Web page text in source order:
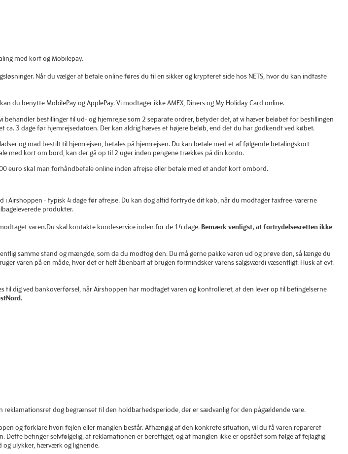
med kort og Mobilepay.
Når du vælger at betale online føres du til en sikker og krypteret side hos NETS, hvor du kan indtaste
du benytte MobilePay og ApplePay. Vi modtager ikke AMEX, Diners og My Holiday Card online.
bestillinger til ud- og hjemrejse som 2 separate ordrer, betyder det, at vi hæver beløbet for bestillingen
3 dage før hjemrejsedatoen. Der kan aldrig hæves et højere beløb, end det du har godkendt ved købet.
og mad bestilt til hjemrejsen, betales på hjemrejsen. Du kan betale med et af følgende betalingskort
med kort om bord, kan der gå op til 2 uger inden pengene trækkes på din konto.
euro skal man forhåndbetale online inden afrejse eller betale med et andet kort ombord.
Airshoppen - typisk 4 dage før afrejse. Du kan dog altid fortryde dit køb, når du modtager taxfree-varerne
produkter.
varen.Du skal kontakte kundeservice inden for de 14 dage. Bemærk venligst, at fortrydelsesretten ikke
samme stand og mængde, som da du modtog den. Du må gerne pakke varen ud og prøve den, så længe du
varen på en måde, hvor det er helt åbenbart at brugen formindsker varens salgsværdi væsentligt. Husk at evt.
dig ved bankoverførsel, når Airshoppen har modtaget varen og kontrolleret, at den lever op til betingelserne
dog begrænset til den holdbarhedsperiode, der er sædvanlig for den pågældende vare.
og forklare hvori fejlen eller manglen består. Afhængig af den konkrete situation, vil du få varen repareret
betinger selvfølgelig, at reklamationen er berettiget, og at manglen ikke er opstået som følge af fejlagtig
og ulykker, hærværk og lignende.